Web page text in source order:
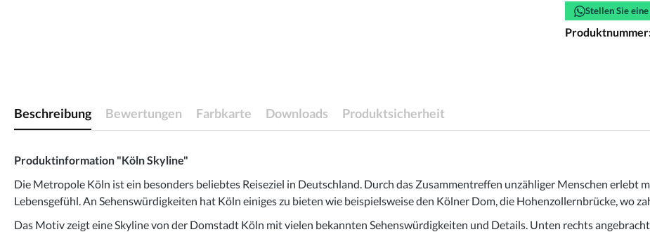
Stellen Sie
Beschreibung Bewertungen Farbkarte Downloads Produktsicherheit
Produktinformation "Köln Skyline"
Die Metropole Köln ist ein besonders beliebtes Reiseziel in Deutschland. Durch das Zusammentreffen unzähliger Menschen erlebt
Lebensgefühl. An Sehenswürdigkeiten hat Köln einiges zu bieten wie beispielsweise den Kölner Dom, die Hohenzollernbrücke, wo
Das Motiv zeigt eine Skyline von der Domstadt Köln mit vielen bekannten Sehenswürdigkeiten und Details. Unten rechts